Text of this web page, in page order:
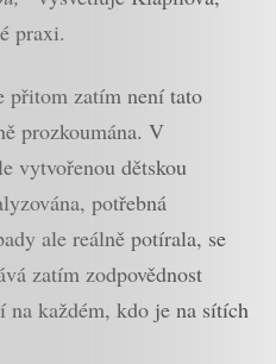
praxi.
přitom zatím není tato
prozkoumána. V
vytvořenou dětskou
potřebná
ale reálně potírala, se
zatím zodpovědnost
každém, kdo je na sítích